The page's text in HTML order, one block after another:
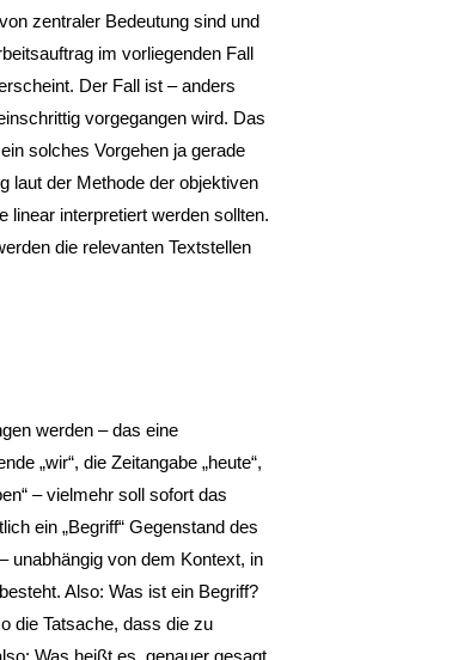
zentraler Bedeutung sind und
im vorliegenden Fall
Der Fall ist – anders
vorgegangen wird. Das
solches Vorgehen ja gerade
laut der Methode der objektiven
linear interpretiert werden sollten.
die relevanten Textstellen
werden – das eine
„wir“, die Zeitangabe „heute“,
– vielmehr soll sofort das
ein „Begriff“ Gegenstand des
unabhängig von dem Kontext, in
Also: Was ist ein Begriff?
die Tatsache, dass die zu
Was heißt es, genauer gesagt,